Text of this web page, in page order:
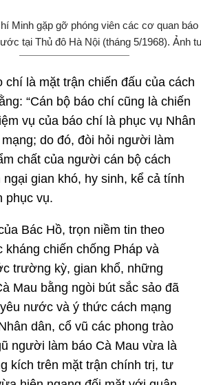
Minh gặp gỡ phóng viên các cơ quan báo
tại Thủ đô Hà Nội (tháng 5/1968). Ảnh
chí là mặt trận chiến đấu của cách
“Cán bộ báo chí cũng là chiến
vụ của báo chí là phục vụ Nhân
do đó, đòi hỏi người làm
chất của người cán bộ cách
gian khó, hy sinh, kể cả tính
phục vụ.
Bác Hồ, trọn niềm tin theo
kháng chiến chống Pháp và
trường kỳ, gian khổ, những
Mau bằng ngòi bút sắc sảo đã
nước và ý thức cách mạng
dân, cổ vũ các phong trào
người làm báo Cà Mau vừa là
kích trên mặt trận chính trị, tư